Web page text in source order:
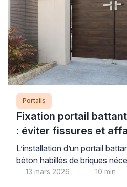
Portails
Fixation portail
: éviter fissures et
L’installation d’un portail
béton habillés de briques
technique rigoureuse. Les
13 mars 2026 10 min